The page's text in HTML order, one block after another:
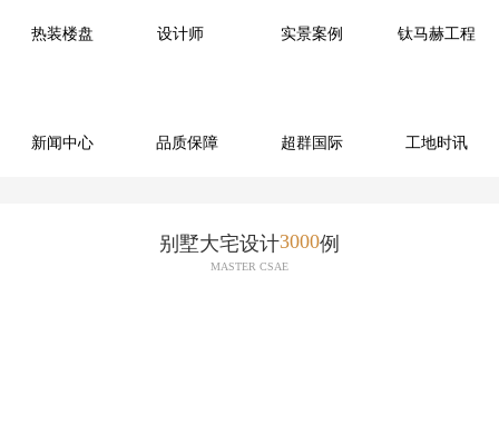
热装楼盘 设计师 实景案例 钛马赫工程
新闻中心 品质保障 超群国际 工地时讯
别墅大宅设计3000例
MASTER CSAE